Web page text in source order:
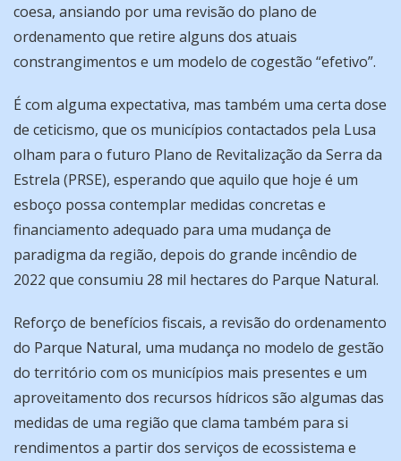
coesa, ansiando por uma revisão do plano de
ordenamento que retire alguns dos atuais
constrangimentos e um modelo de cogestão “efetivo”.
É com alguma expectativa, mas também uma certa dose
de ceticismo, que os municípios contactados pela Lusa
olham para o futuro Plano de Revitalização da Serra da
Estrela (PRSE), esperando que aquilo que hoje é um
esboço possa contemplar medidas concretas e
financiamento adequado para uma mudança de
paradigma da região, depois do grande incêndio de
2022 que consumiu 28 mil hectares do Parque Natural.
Reforço de benefícios fiscais, a revisão do ordenamento
do Parque Natural, uma mudança no modelo de gestão
do território com os municípios mais presentes e um
aproveitamento dos recursos hídricos são algumas das
medidas de uma região que clama também para si
rendimentos a partir dos serviços de ecossistema e